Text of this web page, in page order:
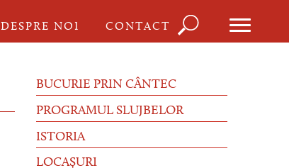
DESPRE NOI CONTACT
căutare
BUCURIE PRIN CÂNTEC
PROGRAMUL SLUJBELOR
ISTORIA
LOCAȘURI